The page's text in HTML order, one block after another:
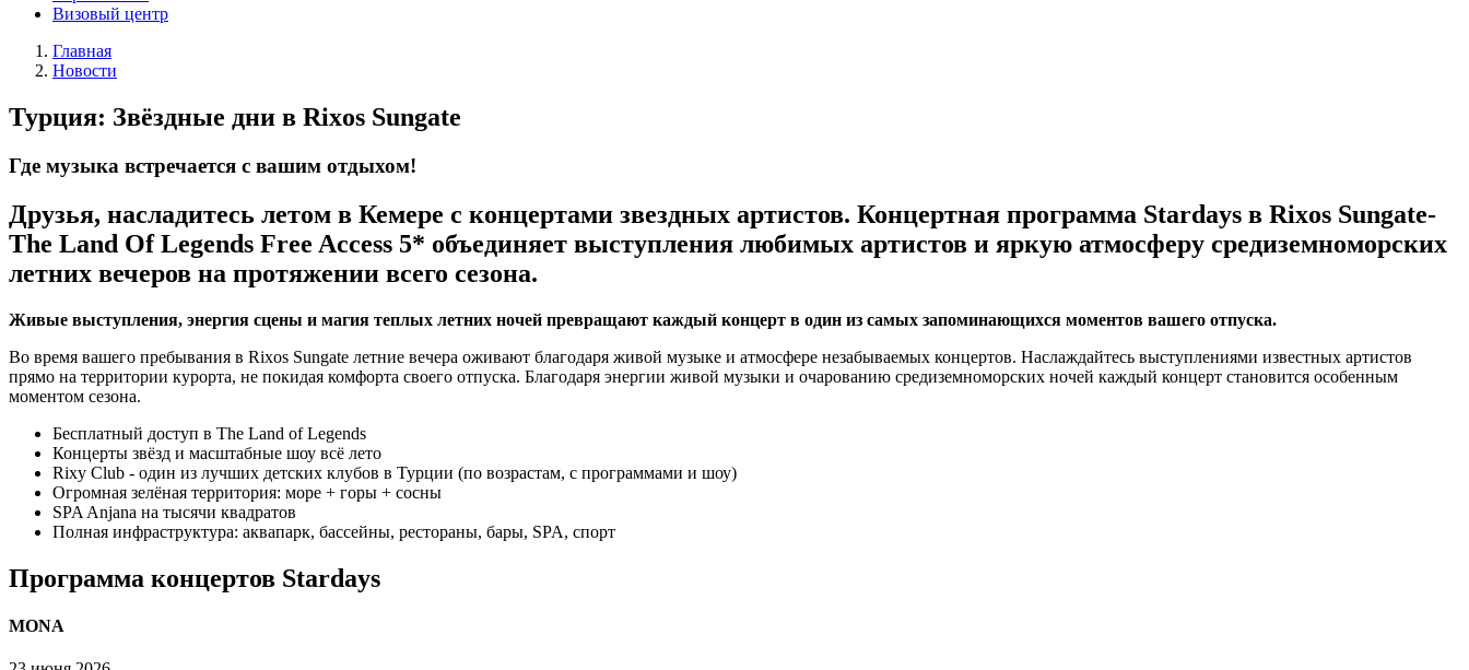
Визовый центр
Главная
Новости
Турция: Звёздные дни в Rixos Sungate
Где музыка встречается с вашим отдыхом!
Друзья, насладитесь летом в Кемере с концертами звездных артистов. Концертная программа Stardays в Rixos Sungate-
The Land Of Legends Free Access 5* объединяет выступления любимых артистов и яркую атмосферу средиземноморских
летних вечеров на протяжении всего сезона.
Живые выступления, энергия сцены и магия теплых летних ночей превращают каждый концерт в один из самых запоминающихся моментов вашего отпуска.
Во время вашего пребывания в Rixos Sungate летние вечера оживают благодаря живой музыке и атмосфере незабываемых концертов. Наслаждайтесь выступлениями известных артистов
прямо на территории курорта, не покидая комфорта своего отпуска. Благодаря энергии живой музыки и очарованию средиземноморских ночей каждый концерт становится особенным
моментом сезона.
Бесплатный доступ в The Land of Legends
Концерты звёзд и масштабные шоу всё лето
Rixy Club - один из лучших детских клубов в Турции (по возрастам, с программами и шоу)
Огромная зелёная территория: море + горы + сосны
SPA Anjana на тысячи квадратов
Полная инфраструктура: аквапарк, бассейны, рестораны, бары, SPA, спорт
Программа концертов Stardays
MONA